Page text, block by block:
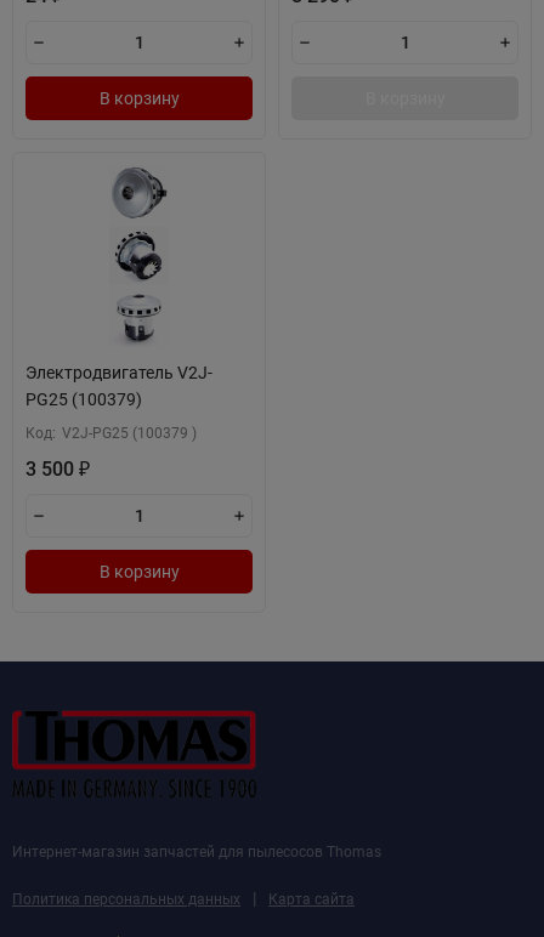
В корзину
Электродвигатель V2J-
PG25 (100379)
Код: V2J-PG25 (100379 )
3 500 ₽
В корзину
Интернет-магазин запчастей для пылесосов Thomas
Политика персональных данных | Карта сайта